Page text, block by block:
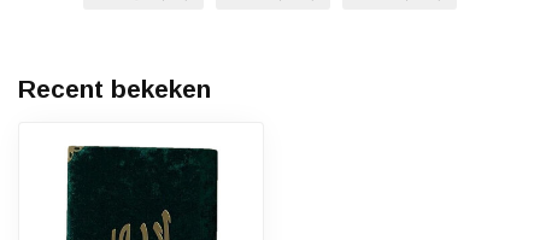
Recent bekeken